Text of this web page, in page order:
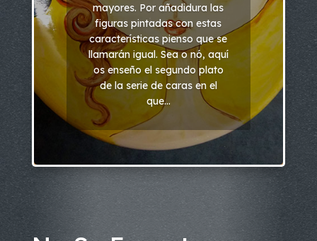
mayores. Por añadidura las
figuras pintadas con estas
características pienso que se
llamarán igual. Sea o nó, aquí
os enseño el segundo plato
de la serie de caras en el
que...